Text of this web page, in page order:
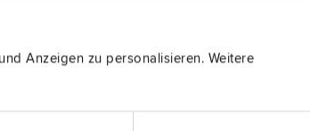
Anzeigen zu personalisieren. Weitere
Zivilrecht
Vertrags­recht
Zivil­recht